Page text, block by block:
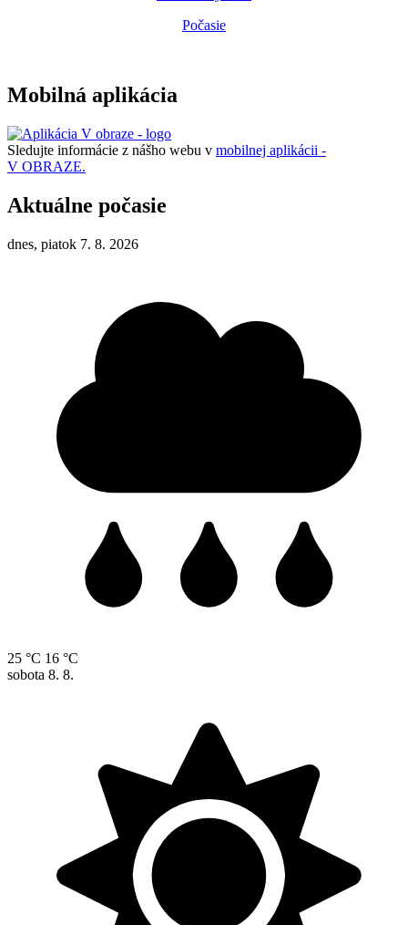
Počasie
Mobilná aplikácia
Sledujte informácie z nášho webu v mobilnej aplikácii -
V OBRAZE.
Aktuálne počasie
dnes, piatok 7. 8. 2026
25 °C 16 °C
sobota 8. 8.